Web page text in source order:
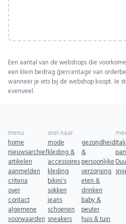
Een aantal van de webshops die
een klein bedrag (percentage van
wanneer je iets bij de webshop koopt. Je
evenveel.
menu
home
nieuwsarchief
artikelen
aanmelden
criteria
over
contact
algemene
voorwaarden
snel naar
mode
kleding &
accessoires
kleding
bikini's
sokken
jeans
schoenen
sneakers
gezondheid
&
persoonlijke
verzorging
eten &
drinken
baby &
peuter
huis & tuin